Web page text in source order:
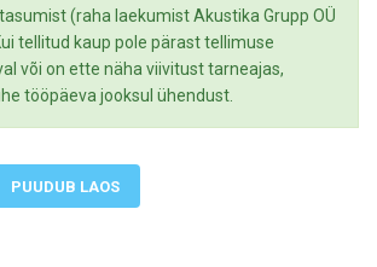
(raha laekumist Akustika Grupp OÜ
tellitud kaup pole pärast tellimuse
või on ette näha viivitust tarneajas,
tööpäeva jooksul ühendust.